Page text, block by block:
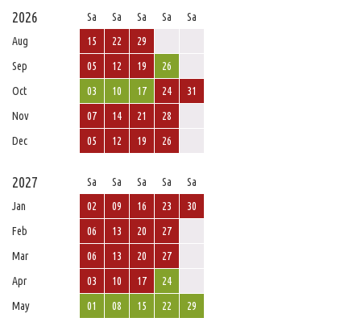
2026
Sa Sa Sa Sa
Sa
Aug
15 22
29
Sep
05 12 19
26
Oct
03 10 17 24
31
Nov
07 14 21
28
Dec
05 12 19 26
2027 Sa Sa Sa Sa
Sa
Jan
02 09 16 23
30
Feb
06 13 20
27
Mar
06 13 20
27
Apr
03 10 17
24
May
01 08 15 22
29